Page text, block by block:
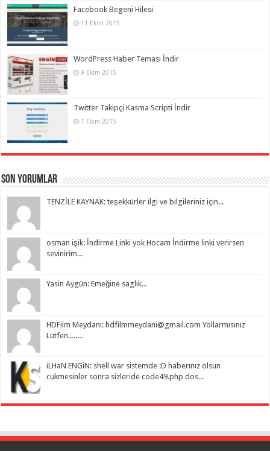
Facebook Begeni Hilesi
11 Ekim 2015
WordPress Haber Teması İndir
9 Ekim 2015
Twitter Takipçi Kasma Scripti İndir
7 Ekim 2015
Son Yorumlar
TENZİLE KAYNAK: teşekkürler ilgi ve bilgileriniz için...
osman işik: İndirme Linki yok Hocam İndirme linki verirsen
sevinirim...
Yasin Aygün: Emeğine saglık...
HDFilm Meydanı: hdfilmmeydani@gmail.com Yollarmısınız
Lütfen........
iLHaN ENGiN: shell war sistemde :D haberınız olsun
cukmesinler sonra sizleride code49.php dos...